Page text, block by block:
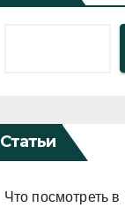
Статьи
Что посмотреть